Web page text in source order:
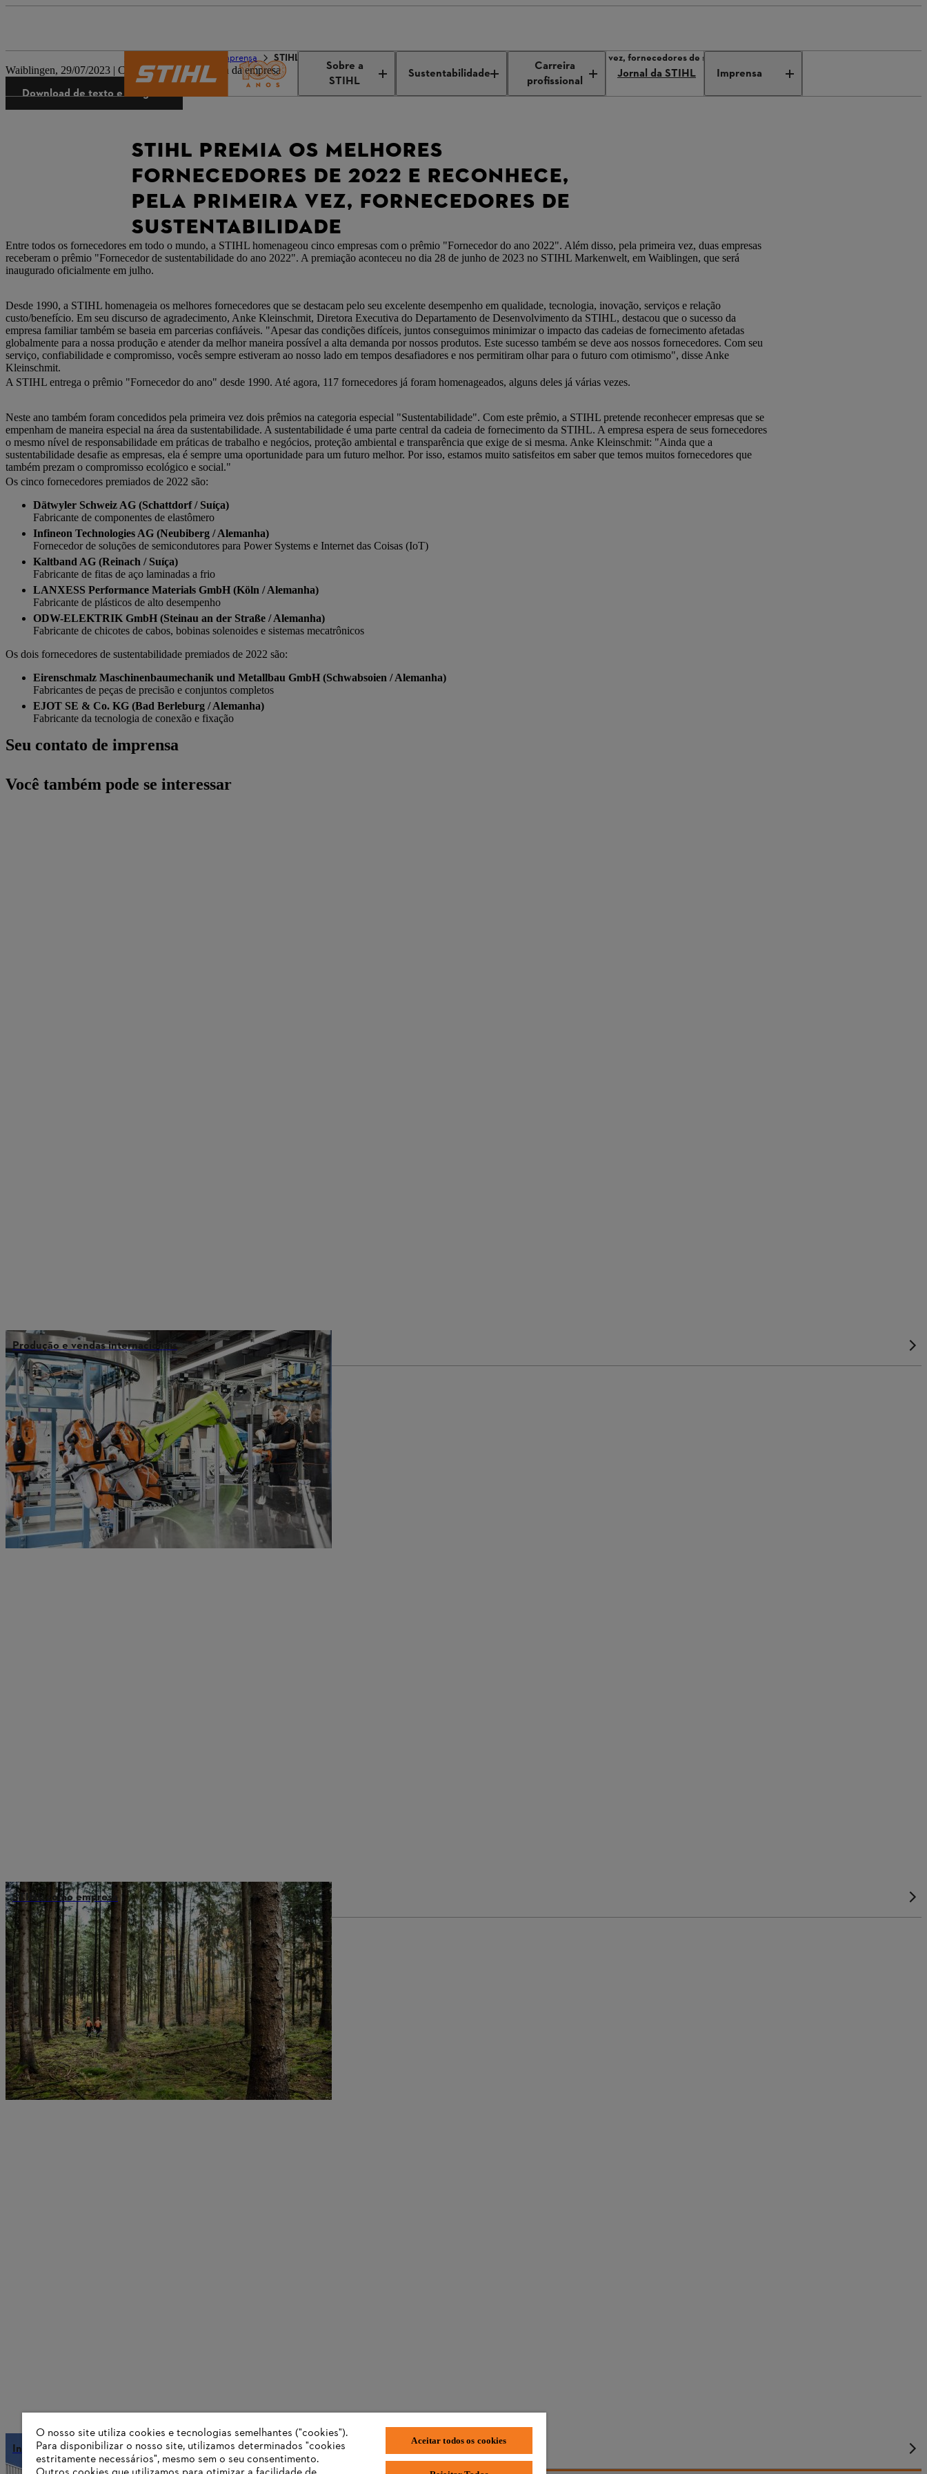
Sobre a
STIHL
Sustentabilidade
Carreira
profissional
Jornal da STIHL Imprensa
Imprensa STIHL premia os melhores fornecedores de 2022 e reconhece, pela primeira vez, fornecedores de sustentabilidade
Waiblingen, 29/07/2023 | Comunicado de imprensa da empresa
Download de texto e imagens
STIHL PREMIA OS MELHORES
FORNECEDORES DE 2022 E RECONHECE,
PELA PRIMEIRA VEZ, FORNECEDORES DE
SUSTENTABILIDADE
Entre todos os fornecedores em todo o mundo, a STIHL homenageou cinco empresas com o prêmio "Fornecedor do ano 2022". Além disso, pela primeira vez, duas empresas
receberam o prêmio "Fornecedor de sustentabilidade do ano 2022". A premiação aconteceu no dia 28 de junho de 2023 no STIHL Markenwelt, em Waiblingen, que será
inaugurado oficialmente em julho.
Desde 1990, a STIHL homenageia os melhores fornecedores que se destacam pelo seu excelente desempenho em qualidade, tecnologia, inovação, serviços e relação
custo/benefício. Em seu discurso de agradecimento, Anke Kleinschmit, Diretora Executiva do Departamento de Desenvolvimento da STIHL, destacou que o sucesso da
empresa familiar também se baseia em parcerias confiáveis. "Apesar das condições difíceis, juntos conseguimos minimizar o impacto das cadeias de fornecimento afetadas
globalmente para a nossa produção e atender da melhor maneira possível a alta demanda por nossos produtos. Este sucesso também se deve aos nossos fornecedores. Com seu
serviço, confiabilidade e compromisso, vocês sempre estiveram ao nosso lado em tempos desafiadores e nos permitiram olhar para o futuro com otimismo", disse Anke
Kleinschmit.
A STIHL entrega o prêmio "Fornecedor do ano" desde 1990. Até agora, 117 fornecedores já foram homenageados, alguns deles já várias vezes.
Neste ano também foram concedidos pela primeira vez dois prêmios na categoria especial "Sustentabilidade". Com este prêmio, a STIHL pretende reconhecer empresas que se
empenham de maneira especial na área da sustentabilidade. A sustentabilidade é uma parte central da cadeia de fornecimento da STIHL. A empresa espera de seus fornecedores
o mesmo nível de responsabilidade em práticas de trabalho e negócios, proteção ambiental e transparência que exige de si mesma. Anke Kleinschmit: "Ainda que a
sustentabilidade desafie as empresas, ela é sempre uma oportunidade para um futuro melhor. Por isso, estamos muito satisfeitos em saber que temos muitos fornecedores que
também prezam o compromisso ecológico e social."
Os cinco fornecedores premiados de 2022 são:
Dätwyler Schweiz AG (Schattdorf / Suíça)
Fabricante de componentes de elastômero
Infineon Technologies AG (Neubiberg / Alemanha)
Fornecedor de soluções de semicondutores para Power Systems e Internet das Coisas (IoT)
Kaltband AG (Reinach / Suíça)
Fabricante de fitas de aço laminadas a frio
LANXESS Performance Materials GmbH (Köln / Alemanha)
Fabricante de plásticos de alto desempenho
ODW-ELEKTRIK GmbH (Steinau an der Straße / Alemanha)
Fabricante de chicotes de cabos, bobinas solenoides e sistemas mecatrônicos
Os dois fornecedores de sustentabilidade premiados de 2022 são:
Eirenschmalz Maschinenbaumechanik und Metallbau GmbH (Schwabsoien / Alemanha)
Fabricantes de peças de precisão e conjuntos completos
EJOT SE & Co. KG (Bad Berleburg / Alemanha)
Fabricante da tecnologia de conexão e fixação
Seu contato de imprensa
Você também pode se interessar
Produção e vendas internacionais
STIHL como empresa
Informações para fornecedores
O nosso site utiliza cookies e tecnologias semelhantes ("cookies").
Para disponibilizar o nosso site, utilizamos determinados "cookies
estritamente necessários", mesmo sem o seu consentimento.
Aceitar todos os cookies